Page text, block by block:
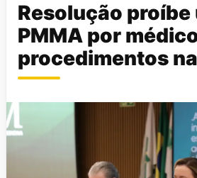
Resolução proíbe
PMMA por
procedimentos